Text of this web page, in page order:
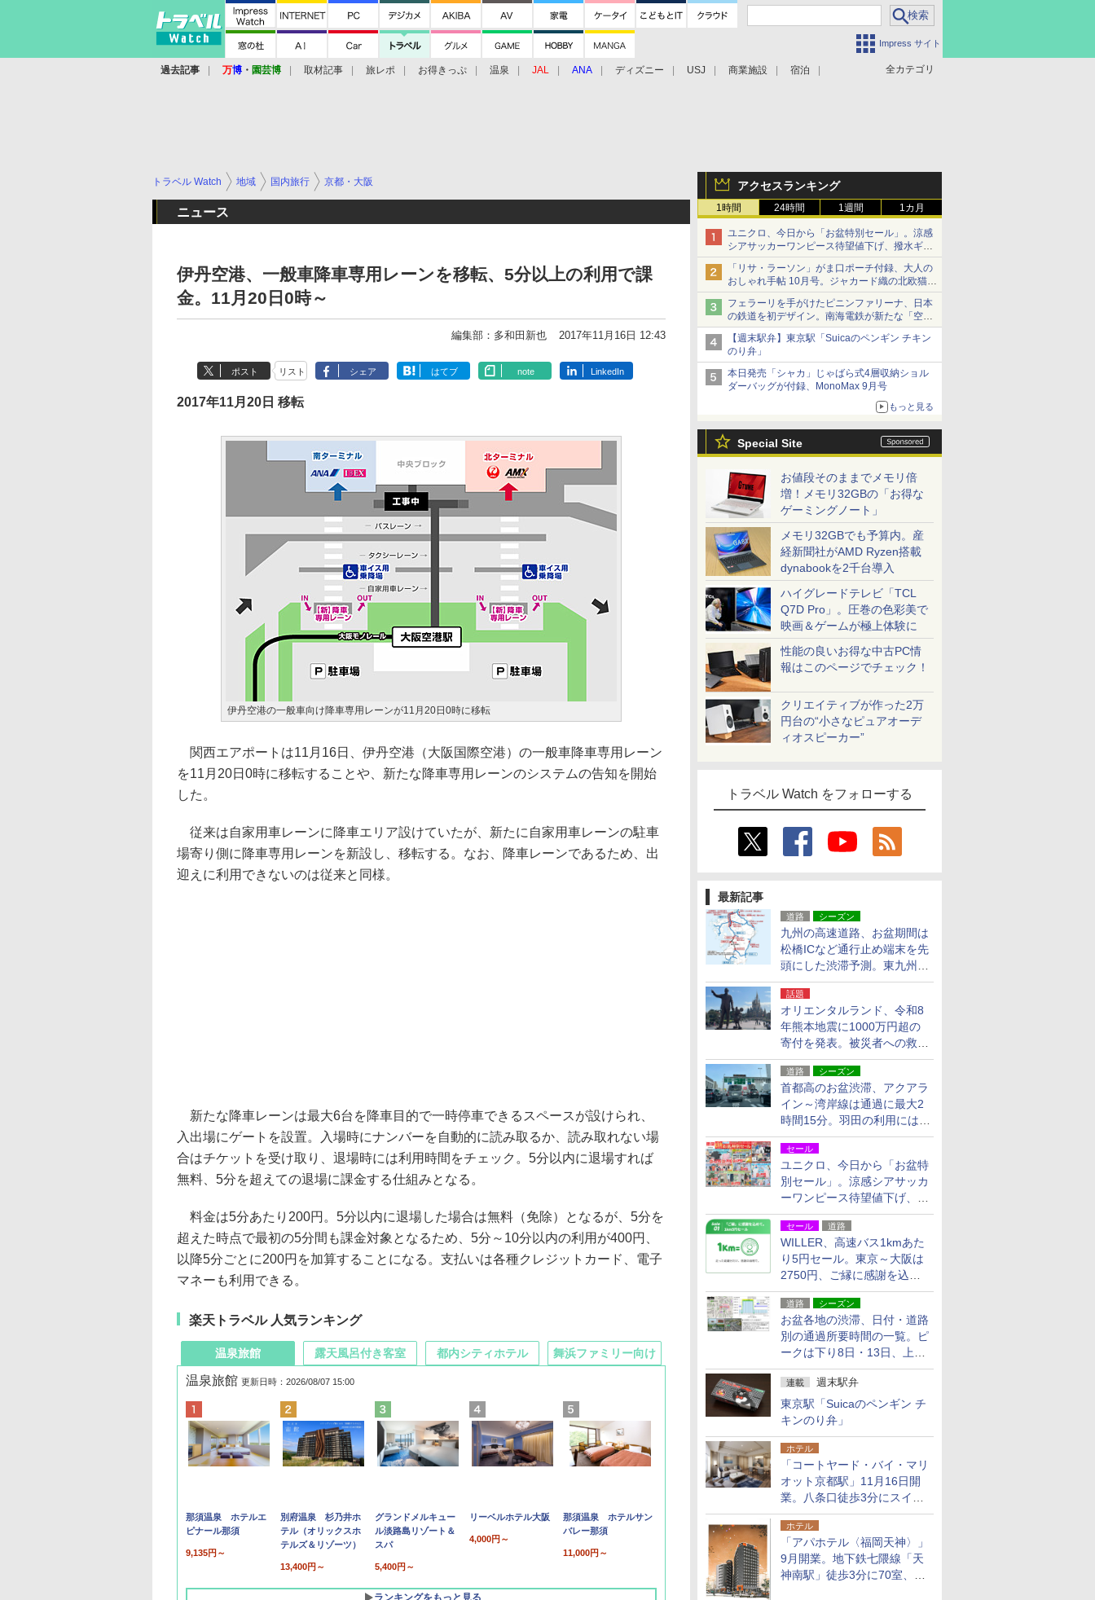
Impress サイト
全カテゴリ
過去記事 万博 ・ 園芸博 取材記事 旅レポ お得きっぷ 温泉 JAL ANA ディズニー USJ 商業施設 宿泊
アクセスランキング
1時間 24時間 1週間 1カ月
ユニクロ、今日から「お盆特別セール」。涼感
シアサッカーワンピース待望値下げ、撥水ギア
ショーツは1990円に
「リサ・ラーソン」がま口ポーチ付録、大人の
おしゃれ手帖 10月号。ジャカード織の北欧猫デ
ザイン
フェラーリを手がけたピニンファリーナ、日本
の鉄道を初デザイン。南海電鉄が新たな「空港
特急」をなにわ筋線へ導入
【週末駅弁】東京駅「Suicaのペンギン チキン
のり弁」
本日発売「シャカ」じゃばら式4層収納ショル
ダーバッグが付録、MonoMax 9月号
もっと見る
Special Site
お値段そのままでメモリ倍
増！メモリ32GBの「お得な
ゲーミングノート」
メモリ32GBでも予算内。産
経新聞社がAMD Ryzen搭載
dynabookを2千台導入
ハイグレードテレビ「TCL
Q7D Pro」。圧巻の色彩美で
映画＆ゲームが極上体験に
性能の良いお得な中古PC情
報はこのページでチェック！
クリエイティブが作った2万
円台の“小さなピュアオーデ
ィオスピーカー”
トラベル Watch をフォローする
最新記事
道路 シーズン
九州の高速道路、お盆期間は
松橋ICなど通行止め端末を先
頭にした渋滞予測。東九州道
への迂回は料金調整を実施
話題
オリエンタルランド、令和8
年熊本地震に1000万円超の
寄付を発表。被災者への救援
活動・復旧支援
道路 シーズン
首都高のお盆渋滞、アクアラ
イン～湾岸線は通過に最大2
時間15分。羽田の利用には
「空港西出口」の利用検討を
セール
ユニクロ、今日から「お盆特
別セール」。涼感シアサッカ
ーワンピース待望値下げ、撥
水ギアショーツは1990円に
セール 道路
WILLER、高速バス1kmあた
り5円セール。東京～大阪は
2750円、ご縁に感謝を込め
た20周年記念キャンペーン
道路 シーズン
お盆各地の渋滞、日付・道路
別の通過所要時間の一覧。ピ
ークは下り8日・13日、上り
14日・15日
連載 週末駅弁
東京駅「Suicaのペンギン チ
キンのり弁」
ホテル
「コートヤード・バイ・マリ
オット京都駅」11月16日開
業。八条口徒歩3分にスイー
ト含む全270室、ダイニング
も併設
ホテル
「アパホテル〈福岡天神〉」
9月開業。地下鉄七隈線「天
神南駅」徒歩3分に70室、エ
トラベル Watch 地域 国内旅行 京都・大阪
ニュース
伊丹空港、一般車降車専用レーンを移転、5分以上の利用で課
金。11月20日0時～
編集部：多和田新也 2017年11月16日 12:43
ポスト リスト シェア はてブ note LinkedIn
2017年11月20日 移転
伊丹空港の一般車向け降車専用レーンが11月20日0時に移転
関西エアポートは11月16日、伊丹空港（大阪国際空港）の一般車降車専用レーン
を11月20日0時に移転することや、新たな降車専用レーンのシステムの告知を開始
した。
従来は自家用車レーンに降車エリア設けていたが、新たに自家用車レーンの駐車
場寄り側に降車専用レーンを新設し、移転する。なお、降車レーンであるため、出
迎えに利用できないのは従来と同様。
新たな降車レーンは最大6台を降車目的で一時停車できるスペースが設けられ、
入出場にゲートを設置。入場時にナンバーを自動的に読み取るか、読み取れない場
合はチケットを受け取り、退場時には利用時間をチェック。5分以内に退場すれば
無料、5分を超えての退場に課金する仕組みとなる。
料金は5分あたり200円。5分以内に退場した場合は無料（免除）となるが、5分を
超えた時点で最初の5分間も課金対象となるため、5分～10分以内の利用が400円、
以降5分ごとに200円を加算することになる。支払いは各種クレジットカード、電子
マネーも利用できる。
楽天トラベル 人気ランキング
温泉旅館
温泉旅館 更新日時：2026/08/07 15:00
那須温泉 ホテルエ
ピナール那須
9,135円～
別府温泉 杉乃井ホ
テル（オリックスホ
テルズ＆リゾーツ）
13,400円～
グランドメルキュー
ル淡路島リゾート＆
スパ
5,400円～
リーベルホテル大阪
4,000円～
那須温泉 ホテルサン
バレー那須
11,000円～
ランキングをもっと見る
露天風呂付き客室 都内シティホテル 舞浜ファミリー向け